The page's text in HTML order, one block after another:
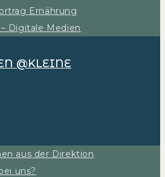
Ernährung
Digitale Medien
@KLEINE
aus der Direktion
uns?